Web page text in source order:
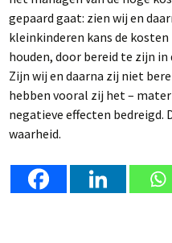
gepaard gaat: zien wij en
kleinkinderen kans de
houden, door bereid te zijn
Zijn wij en daarna zij niet
hebben vooral zij het –
negatieve effecten bedreigd.
waarheid.